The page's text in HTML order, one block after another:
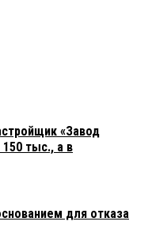
«Завод
тыс., а в
для отказа